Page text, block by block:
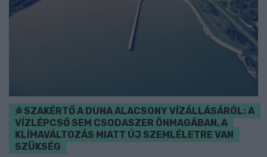
SZAKÉRTŐ A DUNA ALACSONY VÍZÁLLÁSÁRÓL: A
VÍZLÉPCSŐ SEM CSODASZER ÖNMAGÁBAN, A
KLÍMAVÁLTOZÁS MIATT ÚJ SZEMLÉLETRE VAN
SZÜKSÉG